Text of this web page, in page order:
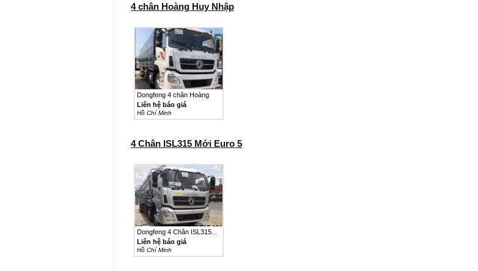
4 chân Hoàng Huy Nhập
Dongfeng 4 chân Hoàng
Huy...
Liên hệ báo giá
Hồ Chí Minh
4 Chân ISL315 Mới Euro 5
Dongfeng 4 Chân ISL315...
Liên hệ báo giá
Hồ Chí Minh